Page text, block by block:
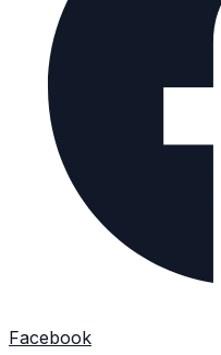
Facebook